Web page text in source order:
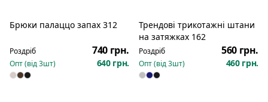
Брюки палаццо запах 312
Роздріб 740 грн.
Опт (від3шт) 640 грн.
Новинка
Трендові трикотажні штани
на затяжках 162
Роздріб 560 грн.
Опт (від3шт) 460 грн.